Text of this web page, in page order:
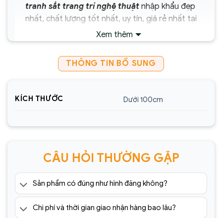
tranh sắt trang trí nghệ thuậtnhập khẩu đẹp
nhất, chất lượng tốt nhất, uy tín, giá rẻ nhất tại
Chịu trách nhiệm về sản phẩm :
Công ty Cổ Phần Xây Dựng và Thương Mại
Website:https://sencom.vn/
Trung, Hà Đông, Hà Nội
*ƯU ĐÃI: Miễn phí vận chuyển Toàn quốc phí vận
chuyển ngoại thành. Áp dụng đối với đơn hàng có
giá trị trên 1.500.000đ (Bao gồm tất cả mã sản
phẩm)
Xem thêm
THÔNG TIN BỔ SUNG
KÍCH THƯỚC Dưới 100cm
CÂU HỎI THƯỜNG GẶP
Sản phẩm có đúng như hình đăng không?
Chi phí và thời gian giao nhận hàng bao lâu?